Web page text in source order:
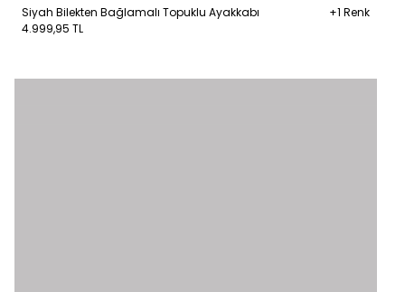
Siyah Bilekten Bağlamalı Topuklu Ayakkabı
+1 Renk
4.999,95 TL